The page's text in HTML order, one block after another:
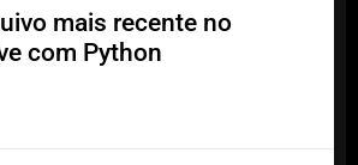
mais recente no
com Python